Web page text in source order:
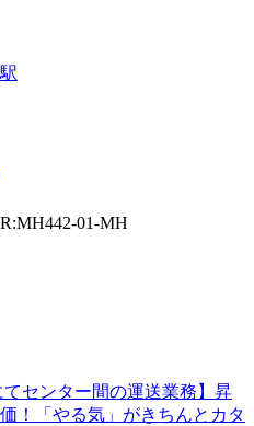
01-MH
センター間の運送業務】昇
！「やる気」がきちんとカタ